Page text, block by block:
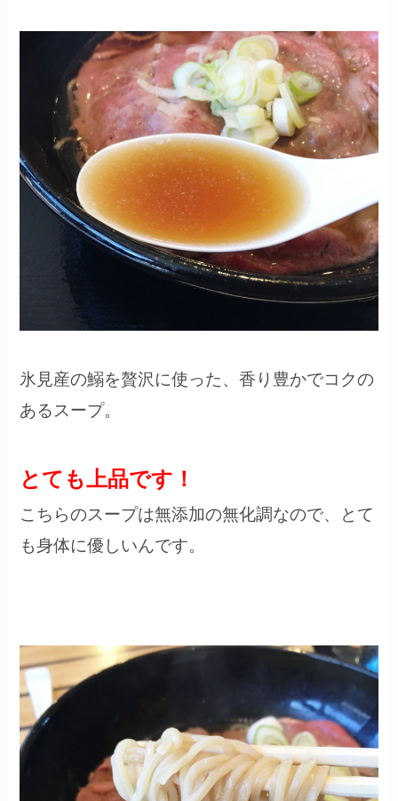
氷見産の鰯を贅沢に使った、香り豊かでコクの
あるスープ。
とても上品です！
こちらのスープは無添加の無化調なので、とて
も身体に優しいんです。